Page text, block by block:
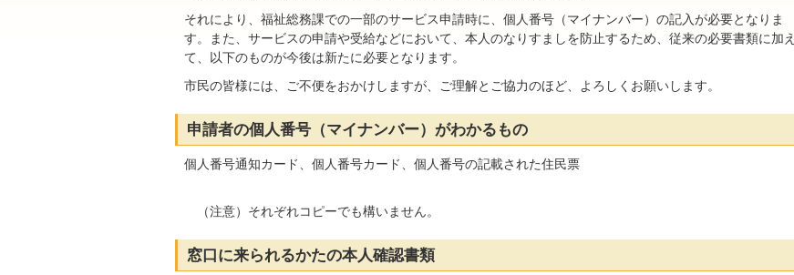
それにより、福祉総務課での一部のサービス申請時に、個人番号（マイナンバー）の記入が必要となりま
す。また、サービスの申請や受給などにおいて、本人のなりすましを防止するため、従来の必要書類に加え
て、以下のものが今後は新たに必要となります。
市民の皆様には、ご不便をおかけしますが、ご理解とご協力のほど、よろしくお願いします。
申請者の個人番号（マイナンバー）がわかるもの
個人番号通知カード、個人番号カード、個人番号の記載された住民票
（注意）それぞれコピーでも構いません。
窓口に来られるかたの本人確認書類